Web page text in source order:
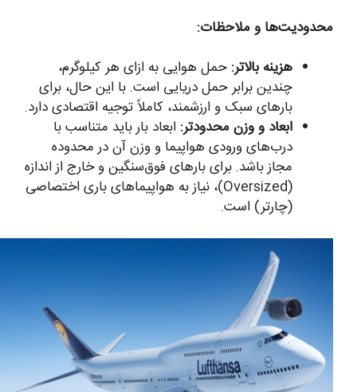
محدودیت‌ها و ملاحظات:
هزینه بالاتر:حمل هوایی به ازای هر کیلوگرم،
چندین برابر حمل دریایی است. با این حال، برای
بارهای سبک و ارزشمند، کاملاً توجیه اقتصادی دارد.
ابعاد و وزن محدودتر:ابعاد بار باید متناسب با
درب‌های ورودی هواپیما و وزن آن در محدوده
مجاز باشد. برای بارهای فوق‌سنگین و خارج از اندازه
(Oversized)، نیاز به هواپیماهای باری اختصاصی
(چارتر) است.